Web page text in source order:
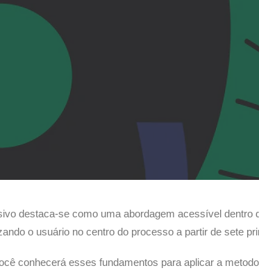
destaca-se como uma abordagem acessível
o usuário no centro do processo a partir de sete
conhecerá esses fundamentos para aplicar a